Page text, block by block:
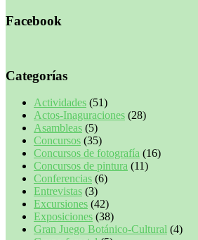
Facebook
Categorías
Actividades (51)
Actos-Inaguraciones (28)
Asambleas (5)
Concursos (35)
Concursos de fotografía (16)
Concursos de pintura (11)
Conferencias (6)
Entrevistas (3)
Excursiones (42)
Exposiciones (38)
Gran Juego Botánico-Cultural (4)